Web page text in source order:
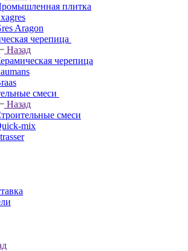
плитка
Aragon
черепица
Назад
черепица
смеси
Назад
смеси
mix